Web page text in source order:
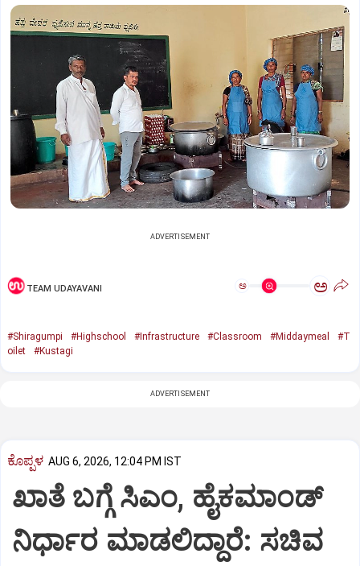
ADVERTISEMENT
TEAM UDAYAVANI ಅ ಅ
#Shiragumpi #Highschool #Infrastructure #Classroom #Middaymeal
#T
oilet
#Kustagi
ADVERTISEMENT
ಕೊಪ್ಪಳ AUG 6, 2026, 12:04 PM IST
ಖಾತೆ ಬಗ್ಗೆ ಸಿಎಂ, ಹೈಕಮಾಂಡ್
ನಿರ್ಧಾರ ಮಾಡಲಿದ್ದಾರೆ: ಸಚಿವ